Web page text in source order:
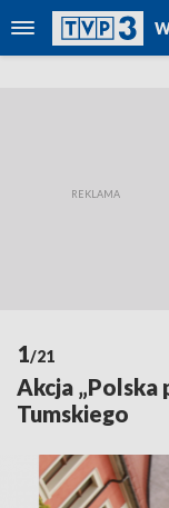
1/21
Akcja „Polska
Tumskiego